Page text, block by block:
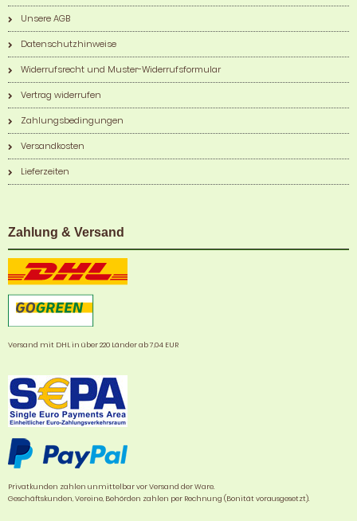
Unsere AGB
Datenschutzhinweise
Widerrufsrecht und Muster-Widerrufsformular
Vertrag widerrufen
Zahlungsbedingungen
Versandkosten
Lieferzeiten
Zahlung & Versand
Versand mit DHL in über 220 Länder ab 7,04 EUR
Privatkunden zahlen unmittelbar vor Versand der Ware.
Geschäftskunden, Vereine, Behörden zahlen per Rechnung (Bonität vorausgesetzt).